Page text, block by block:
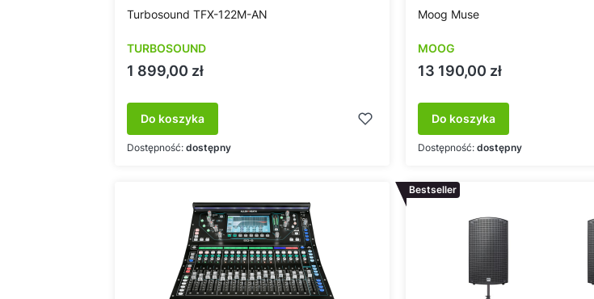
Turbosound TFX-122M-AN
TURBOSOUND
Cena
1 899,00 zł
Do koszyka
Dostępność: dostępny
Moog Muse
MOOG
Cena
13 190,00 zł
Do koszyka
Dostępność: dostępny
Bestseller